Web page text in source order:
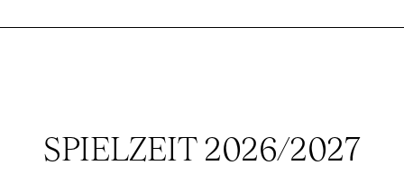
SPIELZEIT 2026/2027